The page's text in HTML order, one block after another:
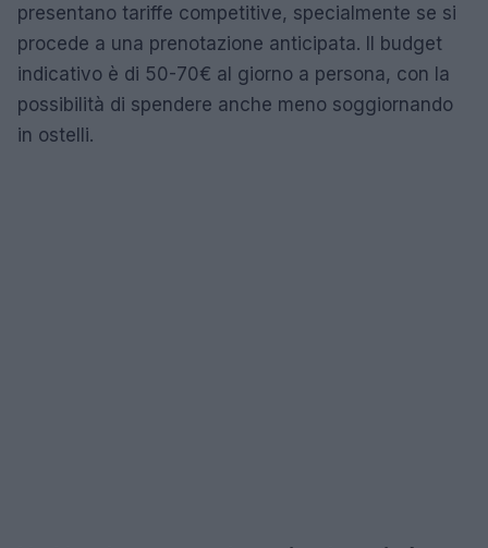
presentano tariffe competitive, specialmente se si
procede a una prenotazione anticipata. Il budget
indicativo è di 50-70€ al giorno a persona, con la
possibilità di spendere anche meno soggiornando
in ostelli.